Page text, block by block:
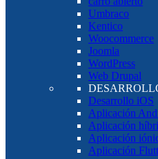
Umbraco
Kentico
Woocommerce
Joomla
WordPress
Web Drupal
Desarrollo iOS
Aplicación
Aplicación
Aplicación
Aplicación